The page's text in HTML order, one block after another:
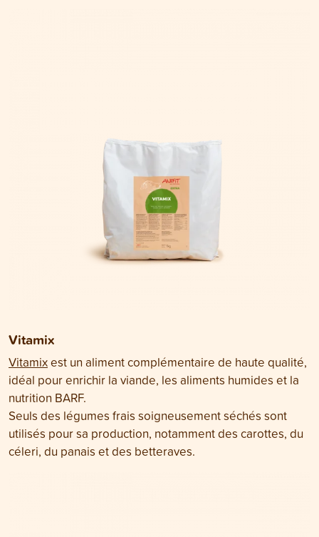
Vitamix
Vitamixest un aliment complémentaire de haute qualité,
idéal pour enrichir la viande, les aliments humides et la
nutrition BARF.
Seuls des légumes frais soigneusement séchés sont
utilisés pour sa production, notamment des carottes, du
céleri, du panais et des betteraves.